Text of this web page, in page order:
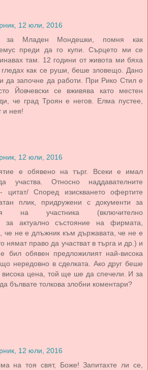
12 юли, 2016
за Младен Мондешки, помня как
преди да го купи. Сърцето ми се
там. 12 години от живота ми бяха
как се руши, беше зловещо. Дано
и да започне да работи. При Рико Стил е
Йовчевски се вживява като местен
че град Троян е негов. Елма пустее,
и нея!
12 юли, 2016
е обявено на търг. Всеки е имал
участва. Относно наддавателните
цитат/ Според изискването офертите
плик, придружени с документи за
на участника (включително
за актуално състояние на фирмата,
че не е длъжник към държавата, че не е
нямат право да участват в търга и др.) и
бил обявен предложилият най-висока
нередовно в сделката. Ако друг беше
цена, той ще ше да спечели. И за
бълвате толкова злобни коментари?
12 юли, 2016
на тоя свят, Боже! Запитахте ли се,